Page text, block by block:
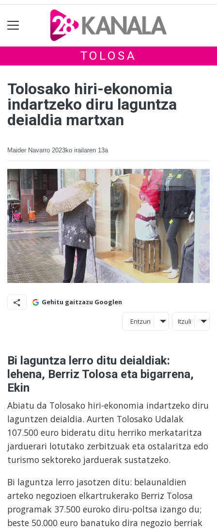
TOLOSA
Tolosako hiri-ekonomia
indartzeko diru laguntza
deialdia martxan
Maider Navarro 2023ko irailaren 13a
Gehitu gaitzazu Googlen
Entzun Itzuli
Bi laguntza lerro ditu deialdiak:
lehena, Berriz Tolosa eta bigarrena,
Ekin
Abiatu da Tolosako hiri-ekonomia indartzeko diru
laguntzen deialdia. Aurten Tolosako Udalak
107.500 euro bideratu ditu herriko merkataritza
jarduerari lotutako zerbitzuak eta ostalaritza edo
turismo sektoreko jarduerak sustatzeko.
Bi laguntza lerro jasotzen ditu: belaunaldien
arteko negozioen elkartrukerako Berriz Tolosa
programak 37.500 euroko diru-poltsa izango du;
beste 50.000 euro banatuko dira negozio berriak